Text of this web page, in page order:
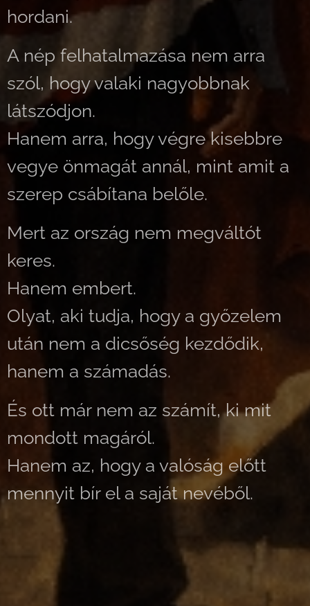
hordani.
A nép felhatalmazása nem arra
szól, hogy valaki nagyobbnak
látszódjon.
Hanem arra, hogy végre kisebbre
vegye önmagát annál, mint amit a
szerep csábítana belőle.
Mert az ország nem megváltót
keres.
Hanem embert.
Olyat, aki tudja, hogy a győzelem
után nem a dicsőség kezdődik,
hanem a számadás.
És ott már nem az számít, ki mit
mondott magáról.
Hanem az, hogy a valóság előtt
mennyit bír el a saját nevéből.